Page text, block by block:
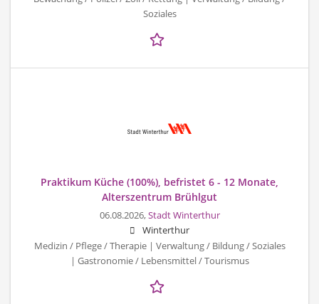
Soziales
Praktikum Küche (100%), befristet 6 - 12 Monate,
Alterszentrum Brühlgut
06.08.2026,Stadt Winterthur
Winterthur
Medizin / Pflege / Therapie | Verwaltung / Bildung / Soziales
| Gastronomie / Lebensmittel / Tourismus